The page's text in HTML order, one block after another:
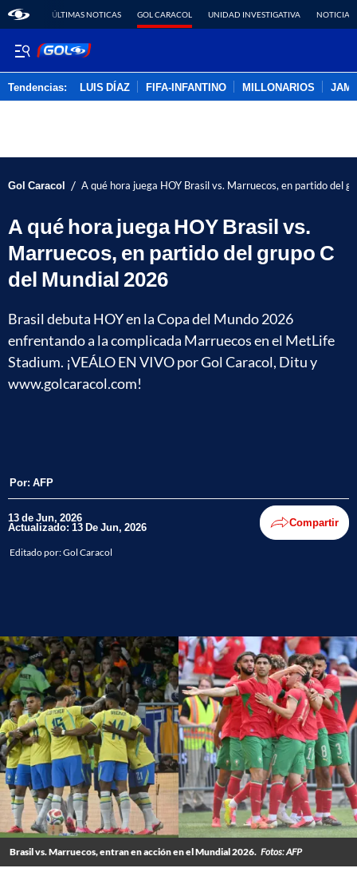
ÚLTIMAS NOTICAS GOL CARACOL UNIDAD INVESTIGATIVA NOTICIAS
Tendencias: LUIS DÍAZ FIFA-INFANTINO MILLONARIOS
Gol Caracol / A qué hora juega HOY Brasil vs. Marruecos, en partido del
A qué hora juega HOY Brasil vs.
Marruecos, en partido del grupo C
del Mundial 2026
Brasil debuta HOY en la Copa del Mundo 2026
enfrentando a la complicada Marruecos en el MetLife
Stadium. ¡VEÁLO EN VIVO por Gol Caracol, Ditu y
www.golcaracol.com!
Por: AFP
13 de Jun, 2026
Actualizado: 13 De Jun, 2026 Compartir
Editado por:Gol Caracol
Brasil vs. Marruecos, entran en acción en el Mundial 2026. Fotos: AFP